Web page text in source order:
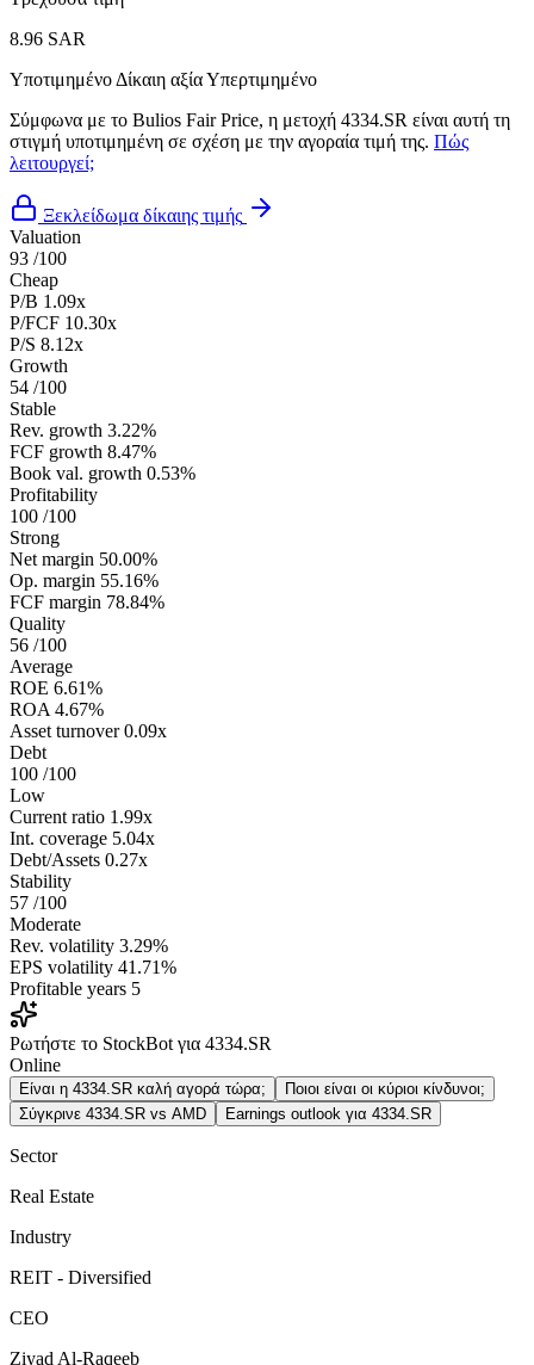
8.96 SAR
Υποτιμημένο Δίκαιη αξίαΥπερτιμημένο
Σύμφωνα με το Bulios Fair Price, η μετοχή 4334.SR είναι αυτή τη
στιγμή υποτιμημένη σε σχέση με την αγοραία τιμή της. Πώς
λειτουργεί;
Ξεκλείδωμα δίκαιης τιμής
Valuation
93 /100
Cheap
P/B 1.09x
P/FCF 10.30x
P/S 8.12x
Growth
54 /100
Stable
Rev. growth 3.22%
FCF growth 8.47%
Book val. growth 0.53%
Profitability
100 /100
Strong
Net margin 50.00%
Op. margin 55.16%
FCF margin 78.84%
Quality
56 /100
Average
ROE 6.61%
ROA 4.67%
Asset turnover 0.09x
Debt
100 /100
Low
Current ratio 1.99x
Int. coverage 5.04x
Debt/Assets 0.27x
Stability
57 /100
Moderate
Rev. volatility 3.29%
EPS volatility 41.71%
Profitable years 5
Ρωτήστε το StockBot για 4334.SR
Online
Είναι η 4334.SR καλή αγορά τώρα;
Ποιοι είναι οι κύριοι κίνδυνοι;
Σύγκρινε 4334.SR vs AMD
Earnings outlook για 4334.SR
Sector
Real Estate
Industry
REIT - Diversified
CEO
Ziyad Al-Raqeeb